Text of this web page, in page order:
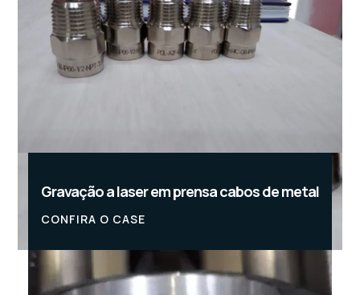
Gravação a laser em prensa cabos de metal
CONFIRA O CASE